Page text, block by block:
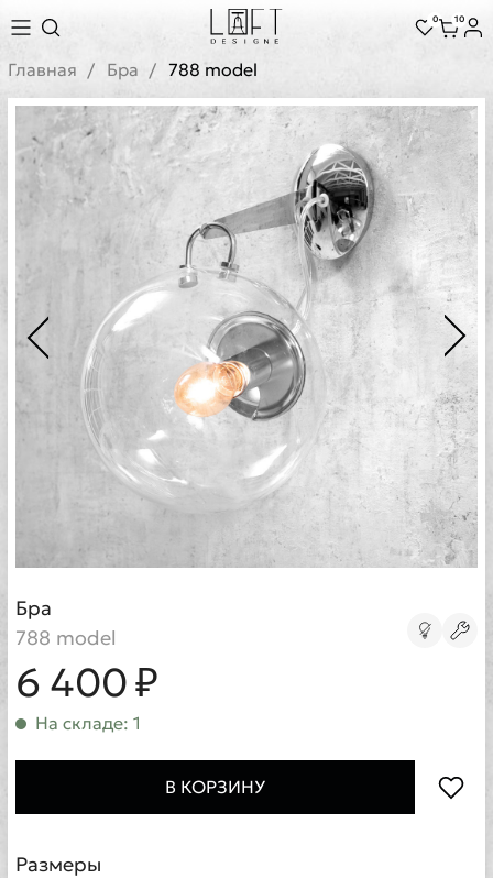
0 10
Главная Бра 788 model
Бра
788 model
6 400 ₽
На складе: 1
В КОРЗИНУ
Размеры